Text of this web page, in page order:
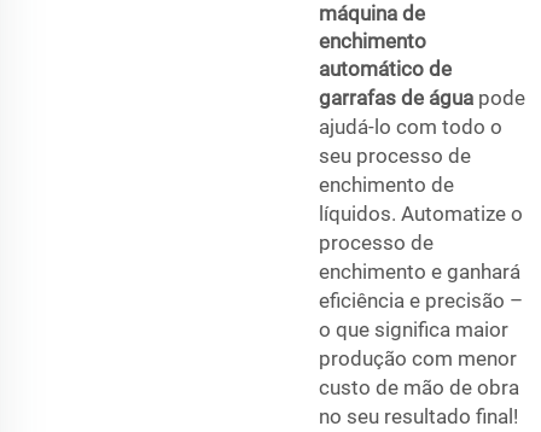
máquina de
enchimento
automático de
garrafas de água pode
ajudá-lo com todo o
seu processo de
enchimento de
líquidos. Automatize o
processo de
enchimento e ganhará
eficiência e precisão –
o que significa maior
produção com menor
custo de mão de obra
no seu resultado final!